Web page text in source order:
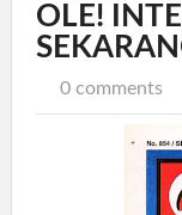
OLE!
0 comments